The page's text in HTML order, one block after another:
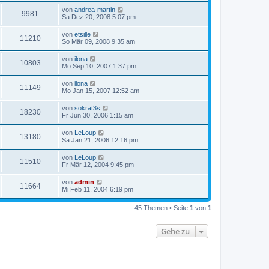
9981 von andrea-martin
Sa Dez 20, 2008 5:07 pm
11210 von etsille
So Mär 09, 2008 9:35 am
10803 von ilona
Mo Sep 10, 2007 1:37 pm
11149 von ilona
Mo Jan 15, 2007 12:52 am
18230 von sokrat3s
Fr Jun 30, 2006 1:15 am
13180 von LeLoup
Sa Jan 21, 2006 12:16 pm
11510 von LeLoup
Fr Mär 12, 2004 9:45 pm
11664 von admin
Mi Feb 11, 2004 6:19 pm
45 Themen • Seite 1 von 1
Gehe zu